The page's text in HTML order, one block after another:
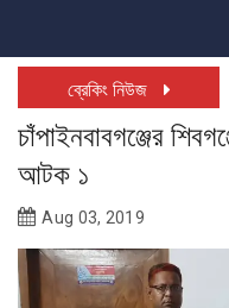
ব্রেকিং নিউজ
চাঁপাইনবাবগঞ্জের
আটক ১
Aug 03, 2019